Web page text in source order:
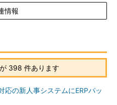
情報
398 件あります
応の新人事システムにERPパッ